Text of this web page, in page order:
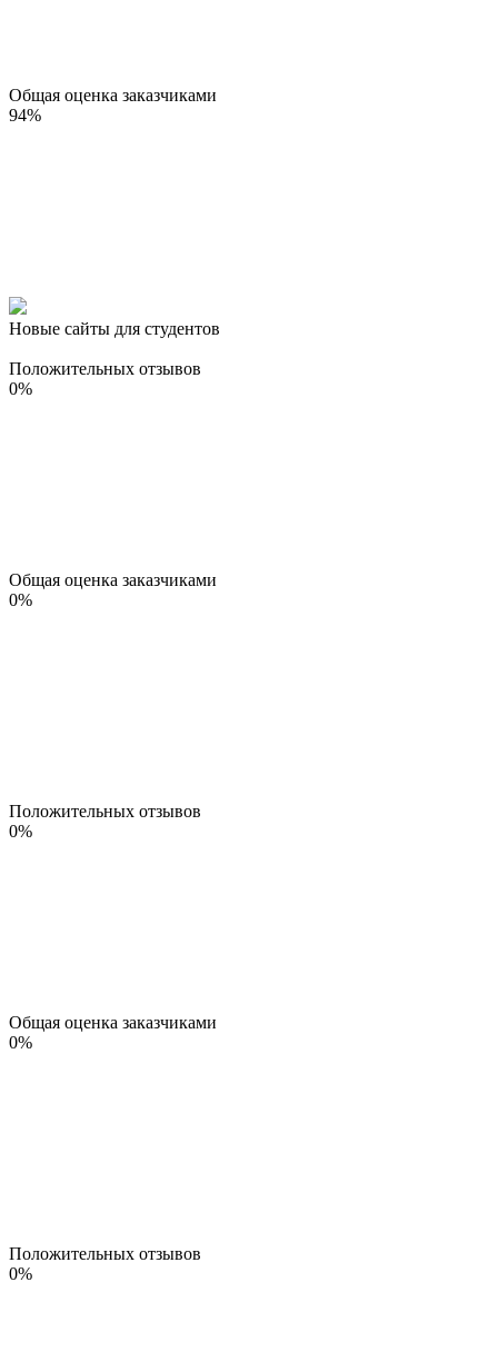
Общая оценка заказчиками
94%
Новые сайты для студентов
Положительных отзывов
0%
Общая оценка заказчиками
0%
Положительных отзывов
0%
Общая оценка заказчиками
0%
Положительных отзывов
0%